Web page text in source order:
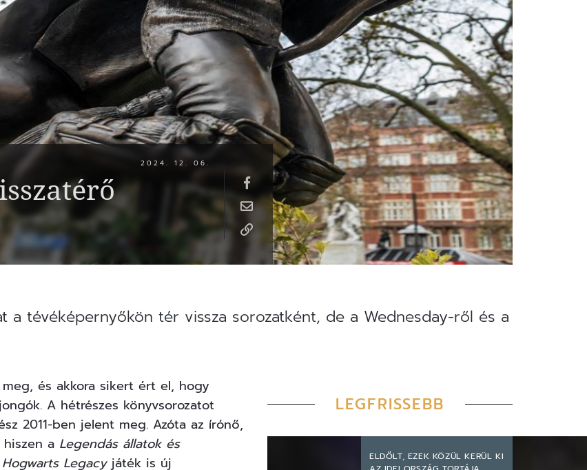
2024. 12. 06.
a tévéképernyőkön tér vissza sorozatként, de a Wednesday-ről és a
és akkora sikert ért el, hogy
A hétrészes könyvsorozatot
2011-ben jelent meg. Azóta az írónő,
a Legendás állatok és
Hogwarts Legacyjáték is új
LEGFRISSEBB
ELDŐLT, EZEK KÖZÜL KERÜL KI